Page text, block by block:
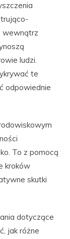
wewnątrz
ludzi.
te
odpowiednie
To z pomocą
kroków
skutki
dotyczące
jak różne